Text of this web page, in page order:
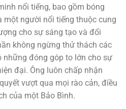
nổi tiếng, bao gồm bóng
một người nổi tiếng thuộc cung
cho sự sáng tạo và đổi
không ngừng thử thách các
những đóng góp to lớn cho sự
đại. Ông luôn chấp nhận
vượt qua mọi rào cản, điều
của một Bảo Bình.